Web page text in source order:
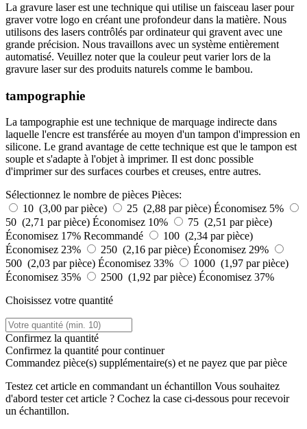
La gravure laser est une technique qui utilise un faisceau laser pour
graver votre logo en créant une profondeur dans la matière. Nous
utilisons des lasers contrôlés par ordinateur qui gravent avec une
grande précision. Nous travaillons avec un système entièrement
automatisé. Veuillez noter que la couleur peut varier lors de la
gravure laser sur des produits naturels comme le bambou.
tampographie
La tampographie est une technique de marquage indirecte dans
laquelle l'encre est transférée au moyen d'un tampon d'impression en
silicone. Le grand avantage de cette technique est que le tampon est
souple et s'adapte à l'objet à imprimer. Il est donc possible
d'imprimer sur des surfaces courbes et creuses, entre autres.
Sélectionnez le nombre de pièces Pièces:
10 (3,00 par pièce)
25 (2,88 par pièce) Économisez 5%
50 (2,71 par pièce) Économisez 10%
75 (2,51 par pièce)
Économisez 17% Recommandé
100 (2,34 par pièce)
Économisez 23%
250 (2,16 par pièce) Économisez 29%
500 (2,03 par pièce) Économisez 33%
1000 (1,97 par pièce)
Économisez 35%
2500 (1,92 par pièce) Économisez 37%
Choisissez votre quantité
Confirmez la quantité
Confirmez la quantité pour continuer
Commandez pièce(s) supplémentaire(s) et ne payez que par pièce
Testez cet article en commandant un échantillon Vous souhaitez
d'abord tester cet article ? Cochez la case ci-dessous pour recevoir
un échantillon.